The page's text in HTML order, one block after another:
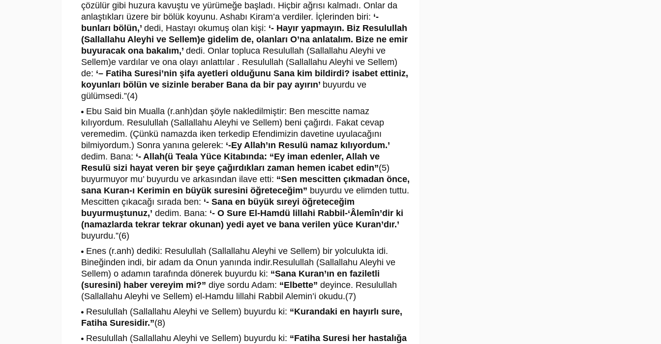
çözülür gibi huzura kavuştu ve yürümeğe başladı. Hiçbir ağrısı kalmadı. Onlar da
anlaştıkları üzere bir bölük koyunu. Ashabı Kiram’a verdiler. İçlerinden biri: ‘-
bunları bölün,’ dedi, Hastayı okumuş olan kişi: ‘- Hayır yapmayın. Biz Resulullah
(Sallallahu Aleyhi ve Sellem)e gidelim de, olanları O’na anlatalım. Bize ne emir
buyuracak ona bakalım,’ dedi. Onlar topluca Resulullah (Sallallahu Aleyhi ve
Sellem)e vardılar ve ona olayı anlattılar . Resulullah (Sallallahu Aleyhi ve Sellem)
de: ‘– Fatiha Suresi’nin şifa ayetleri olduğunu Sana kim bildirdi? isabet ettiniz,
koyunları bölün ve sizinle beraber Bana da bir pay ayırın’ buyurdu ve
gülümsedi.”(4)
Ebu Said bin Mualla (r.anh)dan şöyle nakledilmiştir: Ben mescitte namaz
kılıyordum. Resulullah (Sallallahu Aleyhi ve Sellem) beni çağırdı. Fakat cevap
veremedim. (Çünkü namazda iken terkedip Efendimizin davetine uyulacağını
bilmiyordum.) Sonra yanına gelerek: ‘-Ey Allah’ın Resulü namaz kılıyordum.’
dedim. Bana: ‘- Allah(ü Teala Yüce Kitabında: “Ey iman edenler, Allah ve
Resulü sizi hayat veren bir şeye çağırdıkları zaman hemen icabet edin”(5)
buyurmuyor mu’ buyurdu ve arkasından ilave etti: “Sen mescitten çıkmadan önce,
sana Kuran-ı Kerimin en büyük suresini öğreteceğim” buyurdu ve elimden tuttu.
Mescitten çıkacağı sırada ben: ‘- Sana en büyük sıreyi öğreteceğim
buyurmuştunuz,’ dedim. Bana: ‘- O Sure El-Hamdü lillahi Rabbil-‘Âlemîn’dir ki
(namazlarda tekrar tekrar okunan) yedi ayet ve bana verilen yüce Kuran’dır.’
buyurdu.”(6)
Enes (r.anh) dediki: Resulullah (Sallallahu Aleyhi ve Sellem) bir yolculukta idi.
Bineğinden indi, bir adam da Onun yanında indir.Resulullah (Sallallahu Aleyhi ve
Sellem) o adamın tarafında dönerek buyurdu ki: “Sana Kuran’ın en faziletli
(suresini) haber vereyim mi?” diye sordu Adam: “Elbette” deyince. Resulullah
(Sallallahu Aleyhi ve Sellem) el-Hamdu lillahi Rabbil Alemin’i okudu.(7)
Resulullah (Sallallahu Aleyhi ve Sellem) buyurdu ki: “Kurandaki en hayırlı sure,
Fatiha Suresidir.”(8)
Resulullah (Sallallahu Aleyhi ve Sellem) buyurdu ki: “Fatiha Suresi her hastalığa